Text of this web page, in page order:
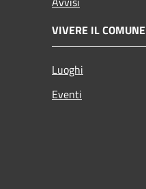
VIVERE IL COMUNE
Luoghi
Eventi